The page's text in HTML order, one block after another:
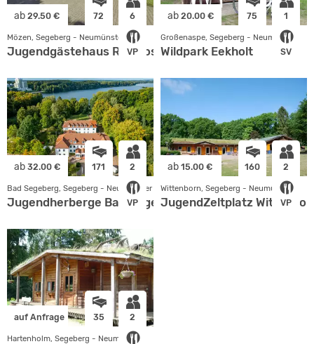
ab 29.50 € 72 6
VP
Mözen, Segeberg - Neumünster
Jugendgästehaus Rothfos
ab 20.00 € 75 1
SV
Großenaspe, Segeberg - Neumünster
Wildpark Eekholt
ab 32.00 € 171 2
VP
Bad Segeberg, Segeberg - Neumünster
Jugendherberge Bad Segeberg
ab 15.00 € 160 2
VP
Wittenborn, Segeberg - Neumünster
JugendZeltplatz
auf Anfrage 35 2
Hartenholm, Segeberg - Neumünster